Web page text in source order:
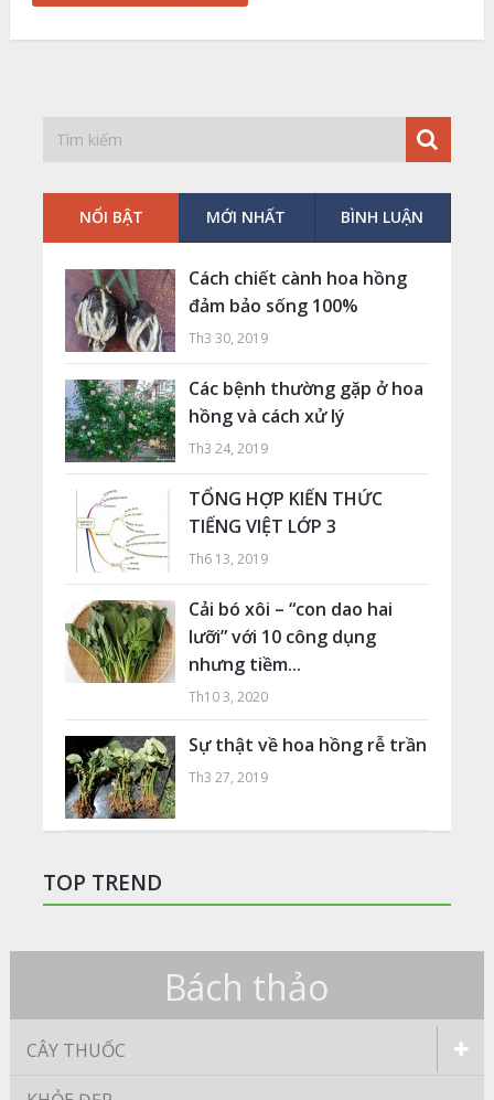
NỔI BẬT MỚI NHẤT BÌNH LUẬN
Cách chiết cành hoa hồng
đảm bảo sống 100%
Th3 30, 2019
Các bệnh thường gặp ở hoa
hồng và cách xử lý
Th3 24, 2019
TỔNG HỢP KIẾN THỨC
TIẾNG VIỆT LỚP 3
Th6 13, 2019
Cải bó xôi – “con dao hai
lưỡi” với 10 công dụng
nhưng tiềm...
Th10 3, 2020
Sự thật về hoa hồng rễ trần
Th3 27, 2019
TOP TREND
Bách thảo
CÂY THUỐC